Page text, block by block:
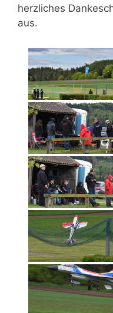
herzliches
aus.